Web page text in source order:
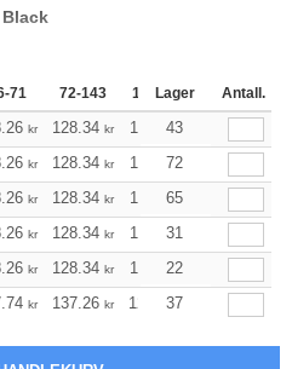
Black
71 72-143 144-287 288 +
Lager Antall.
kr 128.34 kr 118.41 kr
43
kr 128.34 kr 118.41 kr
72
kr 128.34 kr 118.41 kr
65
kr 128.34 kr 118.4131
kr 128.34 kr 118.41 kr
22
kr 137.26 kr 126.66 kr
37